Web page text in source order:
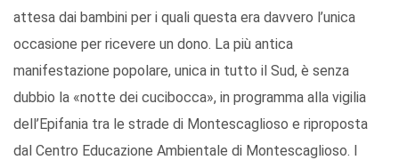
attesa dai bambini per i quali questa era davvero l’unica
occasione per ricevere un dono. La più antica
manifestazione popolare, unica in tutto il Sud, è senza
dubbio la «notte dei cucibocca», in programma alla vigilia
dell’Epifania tra le strade di Montescaglioso e riproposta
dal Centro Educazione Ambientale di Montescaglioso. I